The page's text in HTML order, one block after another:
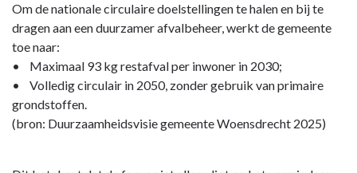
Om de nationale circulaire doelstellingen te halen en bij te
dragen aan een duurzamer afvalbeheer, werkt de gemeente
toe naar:
• Maximaal 93 kg restafval per inwoner in 2030;
• Volledig circulair in 2050, zonder gebruik van primaire
grondstoffen.
(bron: Duurzaamheidsvisie gemeente Woensdrecht 2025)